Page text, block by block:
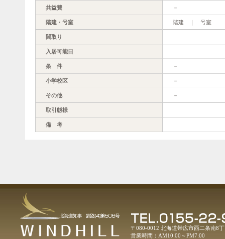
共益費 －
階建・号室 階建 ｜ 号室
間取り
入居可能日
条 件 －
小学校区 －
その他 －
取引態様
備 考
〒080-0012 北海道帯広市西二条南8
営業時間：AM10:00～PM7:00